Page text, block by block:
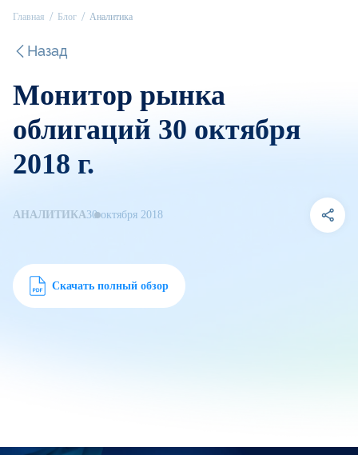
Главная Блог Аналитика
Назад
Монитор рынка
облигаций 30 октября
2018 г.
АНАЛИТИКА30 октября 2018
Скачать полный обзор